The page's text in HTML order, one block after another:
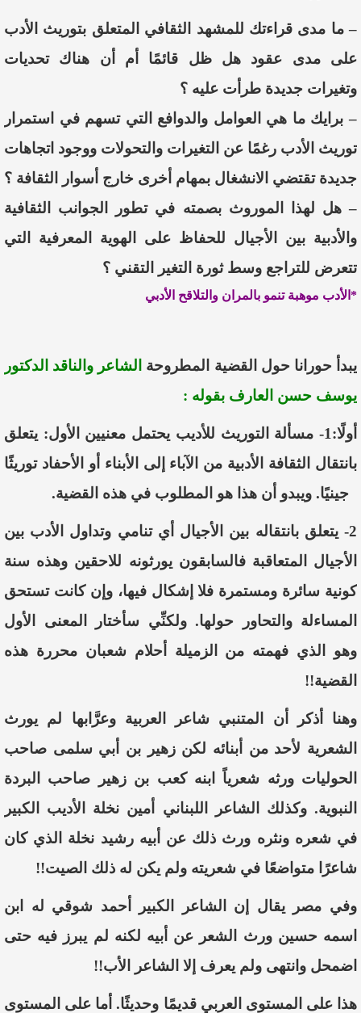
–ما مدى قراءتك للمشهد الثقافي المتعلق بتوريث الأدب
على مدى عقود هل ظل قائمًا أم أن هناك تحديات
وتغيرات جديدة طرأت عليه ؟
– برايك ما هي العوامل والدوافع التي تسهم في استمرار
توريث الأدب رغمًا عن التغيرات والتحولات ووجود اتجاهات
جديدة تقتضي الانشغال بمهام أخرى خارج أسوار الثقافة ؟
–هل لهذا الموروث بصمته في تطور الجوانب الثقافية
والأدبية بين الأجيال للحفاظ على الهوية المعرفية التي
تتعرض للتراجع وسط ثورة التغير التقني ؟
*الأدب موهبة تنمو بالمران والتلاقح الأدبي
يبدأ حورانا حول القضية المطروحة الشاعر والناقد الدكتور
يوسف حسن العارف بقوله :
أولًا:1-
مسألة التوريث للأديب يحتمل معنيين الأول: يتعلق
بانتقال الثقافة الأدبية من الآباء إلى الأبناء أو الأحفاد توريثًا
جينيًا. ويبدو أن هذا هو المطلوب في هذه القضية.
2-
يتعلق بانتقاله بين الأجيال أي تنامي وتداول الأدب بين
الأجيال المتعاقبة فالسابقون يورثونه للاحقين وهذه سنة
كونية سائرة ومستمرة فلا إشكال فيها، وإن كانت تستحق
المساءلة والتحاور حولها. ولكنِّي سأختار المعنى الأول
وهو الذي فهمته من الزميلة أحلام شعبان محررة هذه
القضية!!
وهنا أذكر أن المتنبي شاعر العربية وعرَّابها لم يورث
الشعرية لأحد من أبنائه لكن زهير بن أبي سلمى صاحب
الحوليات ورثه شعرياً ابنه كعب بن زهير صاحب البردة
النبوية. وكذلك الشاعر اللبناني أمين نخلة الأديب الكبير
في شعره ونثره ورث ذلك عن أبيه رشيد نخلة الذي كان
شاعرًا متواضعًا في شعريته ولم يكن له ذلك الصيت!!
وفي مصر يقال إن الشاعر الكبير أحمد شوقي له ابن
اسمه حسين ورث الشعر عن أبيه لكنه لم يبرز فيه حتى
اضمحل وانتهى ولم يعرف إلا الشاعر الأب!!
هذا على المستوى العربي قديمًا وحديثًا. أما على المستوى